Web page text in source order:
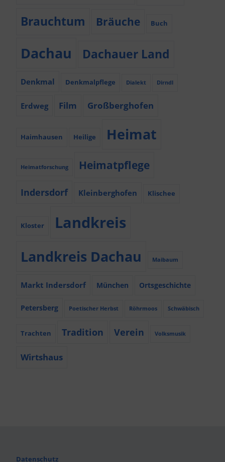
Brauchtum Bräuche Buch
Dachau Dachauer Land
Denkmal Denkmalpflege Dialekt Dirndl
Erdweg Film Großberghofen
Haimhausen Heilige Heimat
Heimatforschung Heimatpflege
Indersdorf Kleinberghofen Klischee
Kloster Landkreis
Landkreis Dachau Maibaum
Markt Indersdorf München Ortsgeschichte
Petersberg Poetischer Herbst Röhrmoos Schwäbisch
Trachten Tradition Verein Volksmusik
Wirtshaus
Datenschutz